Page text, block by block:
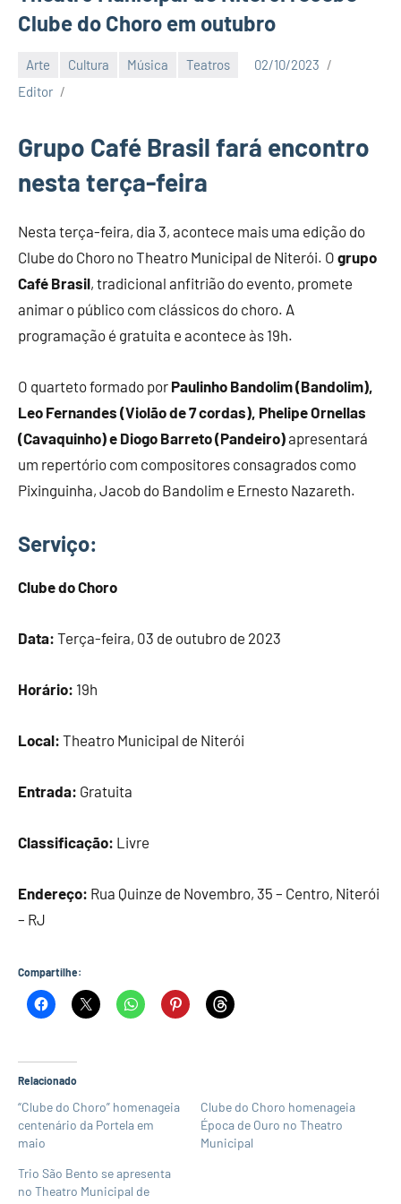
Clube do Choro em outubro
Arte Cultura Música Teatros
02/10/2023
Editor
Grupo Café Brasil fará encontro
nesta terça-feira
Nesta terça-feira, dia 3, acontece mais uma edição do
Clube do Choro no Theatro Municipal de Niterói. O grupo
Café Brasil, tradicional anfitrião do evento, promete
animar o público com clássicos do choro. A
programação é gratuita e acontece às 19h.
O quarteto formado por Paulinho Bandolim (Bandolim),
Leo Fernandes (Violão de 7 cordas), Phelipe Ornellas
(Cavaquinho) e Diogo Barreto (Pandeiro)apresentará
um repertório com compositores consagrados como
Pixinguinha, Jacob do Bandolim e Ernesto Nazareth.
Serviço:
Clube do Choro
Data: Terça-feira, 03 de outubro de 2023
Horário: 19h
Local: Theatro Municipal de Niterói
Entrada: Gratuita
Classificação: Livre
Endereço: Rua Quinze de Novembro, 35 – Centro, Niterói
– RJ
Compartilhe:
Relacionado
“Clube do Choro” homenageia
centenário da Portela em
maio
Clube do Choro homenageia
Época de Ouro no Theatro
Municipal
Trio São Bento se apresenta
no Theatro Municipal de